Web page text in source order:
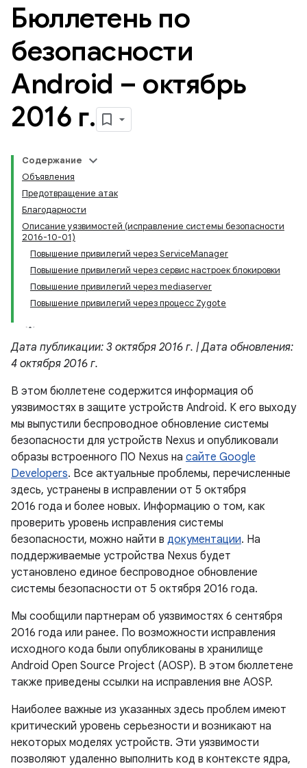
Бюллетень по
безопасности
Android – октябрь
2016 г.
Содержание
Объявления
Предотвращение атак
Благодарности
Описание уязвимостей (исправление системы безопасности
2016-10-01)
Повышение привилегий через ServiceManager
Повышение привилегий через сервис настроек блокировки
Повышение привилегий через mediaserver
Повышение привилегий через процесс Zygote
Дата публикации: 3 октября 2016 г. | Дата обновления:
4 октября 2016 г.
В этом бюллетене содержится информация об
уязвимостях в защите устройств Android. К его выходу
мы выпустили беспроводное обновление системы
безопасности для устройств Nexus и опубликовали
образы встроенного ПО Nexus на сайте Google
Developers. Все актуальные проблемы, перечисленные
здесь, устранены в исправлении от 5 октября
2016 года и более новых. Информацию о том, как
проверить уровень исправления системы
безопасности, можно найти в документации. На
поддерживаемые устройства Nexus будет
установлено единое беспроводное обновление
системы безопасности от 5 октября 2016 года.
Мы сообщили партнерам об уязвимостях 6 сентября
2016 года или ранее. По возможности исправления
исходного кода были опубликованы в хранилище
Android Open Source Project (AOSP). В этом бюллетене
также приведены ссылки на исправления вне AOSP.
Наиболее важные из указанных здесь проблем имеют
критический уровень серьезности и возникают на
некоторых моделях устройств. Эти уязвимости
позволяют удаленно выполнить код в контексте ядра,